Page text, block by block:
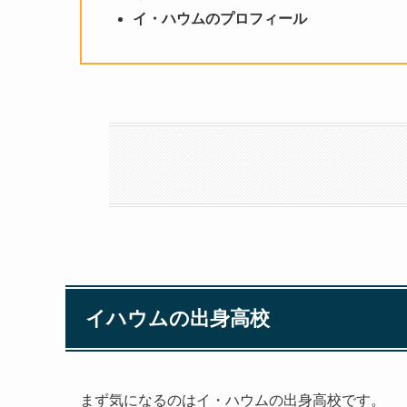
イ・ハウムのプロフィール
イハウムの出身高校
まず気になるのはイ・ハウムの出身高校です。